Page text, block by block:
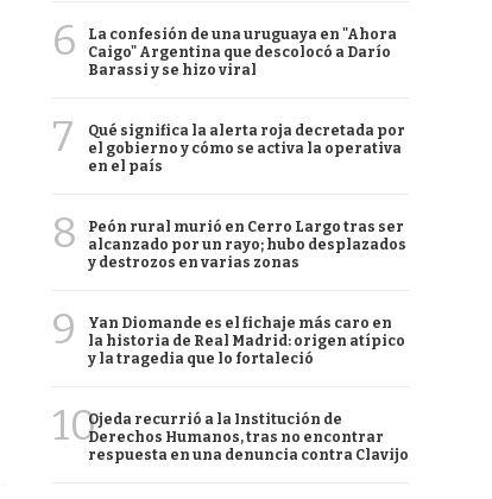
6
La confesión de una uruguaya en "Ahora
Caigo" Argentina que descolocó a Darío
Barassi y se hizo viral
7
Qué significa la alerta roja decretada por
el gobierno y cómo se activa la operativa
en el país
8
Peón rural murió en Cerro Largo tras ser
alcanzado por un rayo; hubo desplazados
y destrozos en varias zonas
9
Yan Diomande es el fichaje más caro en
la historia de Real Madrid: origen atípico
y la tragedia que lo fortaleció
10Ojeda recurrió a la Institución de
Derechos Humanos, tras no encontrar
respuesta en una denuncia contra Clavijo